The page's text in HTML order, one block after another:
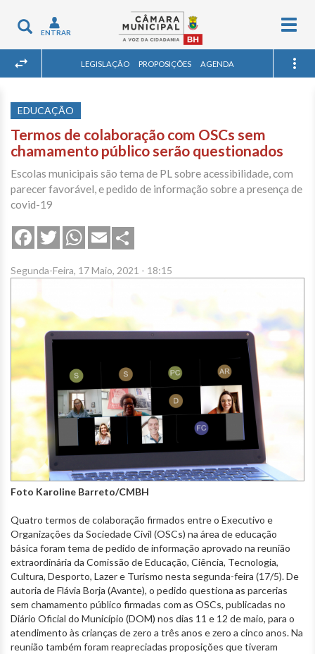
Toggle
navigation
ENTRAR
LEGISLAÇÃO PROPOSIÇÕES AGENDA
EDUCAÇÃO
Termos de colaboração com OSCs sem
chamamento público serão questionados
Escolas municipais são tema de PL sobre acessibilidade, com
parecer favorável, e pedido de informação sobre a presença de
covid-19
FacebookTwitterWhatsApp
Email
Segunda-Feira, 17 Maio, 2021 - 18:15
Foto Karoline Barreto/CMBH
Quatro termos de colaboração firmados entre o Executivo e
Organizações da Sociedade Civil (OSCs) na área de educação
básica foram tema de pedido de informação aprovado na reunião
extraordinária da Comissão de Educação, Ciência, Tecnologia,
Cultura, Desporto, Lazer e Turismo nesta segunda-feira (17/5). De
autoria de Flávia Borja (Avante), o pedido questiona as parcerias
sem chamamento público firmadas com as OSCs, publicadas no
Diário Oficial do Município (DOM) nos dias 11 e 12 de maio, para o
atendimento às crianças de zero a três anos e zero a cinco anos. Na
reunião também foram reapreciadas proposições que tiveram